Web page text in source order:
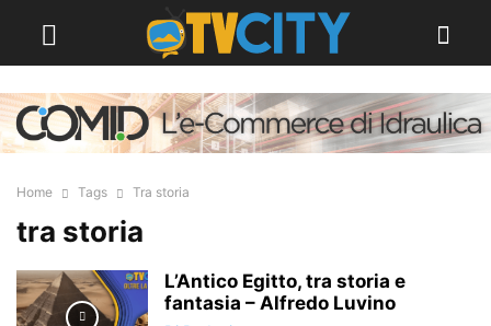
Home Tags Tra storia
tra storia
L’Antico Egitto, tra storia e
fantasia – Alfredo Luvino